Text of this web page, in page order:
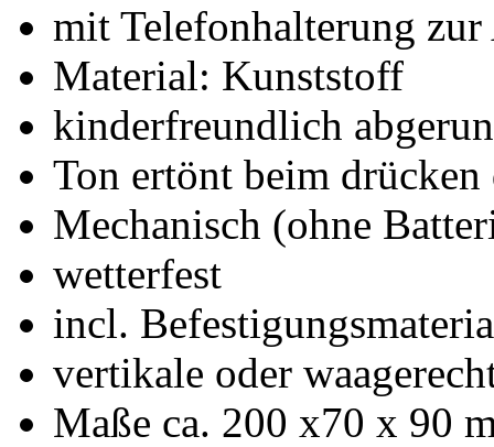
mit Telefonhalterung
Material: Kunststoff
kinderfreundlich
Ton ertönt beim drücken
Mechanisch (ohne
wetterfest
incl.
vertikale oder
Maße ca. 200 x70 x 90